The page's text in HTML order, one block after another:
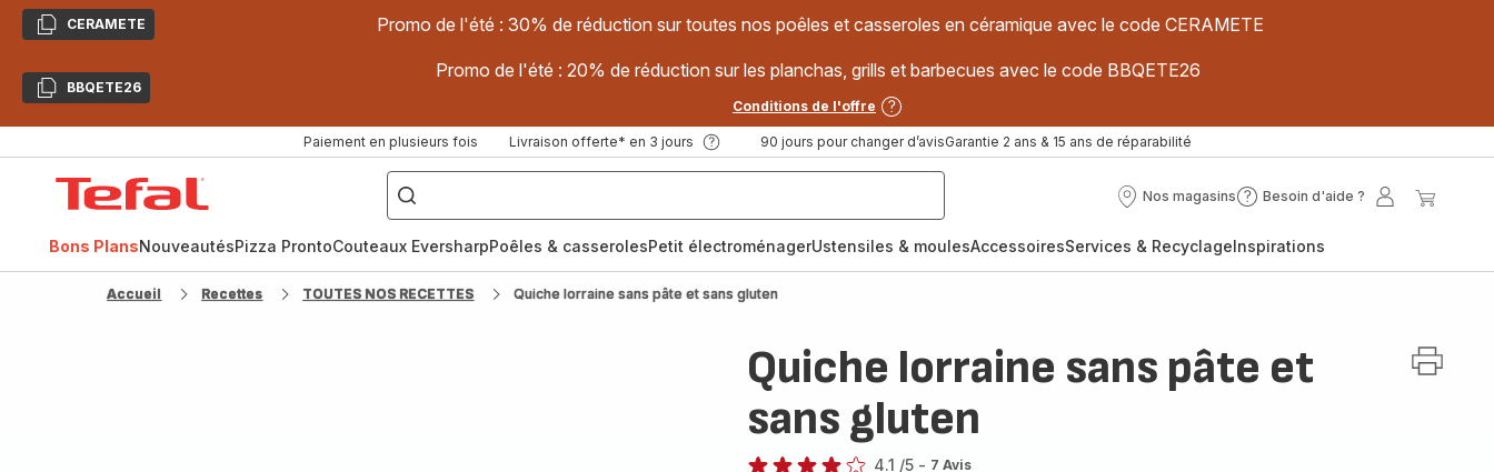
CopierCERAMETE Promo de l'été : 30% de réduction sur toutes nos poêles et casseroles en céramique avec le code CERAMETE
CopierBBQETE26
Promo de l'été : 20% de réduction sur les planchas, grills et barbecues avec le code BBQETE26
Conditions de l'offre
Paiement en plusieurs fois Livraison offerte* en 3 jours 90 jours pour changer d’avisGarantie 2 ans & 15 ans de réparabilité
["Poêles
inox,
Cake
Factory,
Nos magasins
Nos
Besoin d'aide ?
Besoin
?
Mon
Bons PlansNouveautésPizza ProntoCouteaux EversharpPoêles & casserolesPetit électroménagerUstensiles & moulesAccessoiresServices & RecyclageInspirations
Accueil Recettes TOUTES NOS RECETTES Quiche lorraine sans pâte et sans gluten
Quiche lorraine sans pâte et
sans gluten
4.1 /5 - 7 Avis